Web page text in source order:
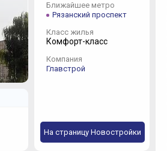
Ближайшее метро
Рязанский проспект
Класс жилья
Комфорт-класс
Компания
Главстрой
На страницу Новостройки